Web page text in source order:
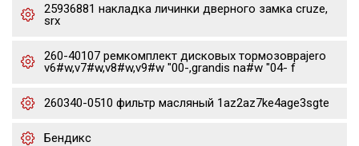
25936881 накладка личинки дверного замка cruze,
srx
260-40107 ремкомплект дисковых тормозовpajero
v6#w,v7#w,v8#w,v9#w "00-,grandis na#w "04- f
260340-0510 фильтр масляный 1az2az7ke4age3sgte
Бендикс